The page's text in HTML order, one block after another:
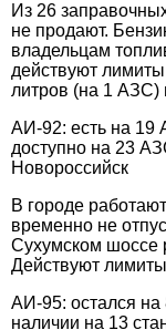
Из 26
не продают.
владельцам
действуют
литров (на 1 АЗС)
АИ-92: есть на
доступно на 23
Новороссийск
В городе
временно не
Сухумском шоссе
Действуют
АИ-95: остался
наличии на 13